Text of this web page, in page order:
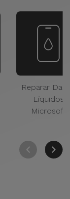
Reparar
Líquidos
Microsoft